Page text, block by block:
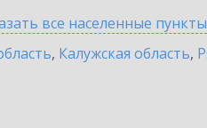
все населенные пункты
, Калужская область,